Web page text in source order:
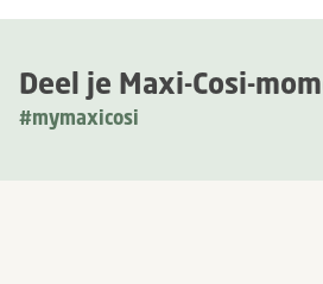
Deel je Maxi-Cosi-
#mymaxicosi